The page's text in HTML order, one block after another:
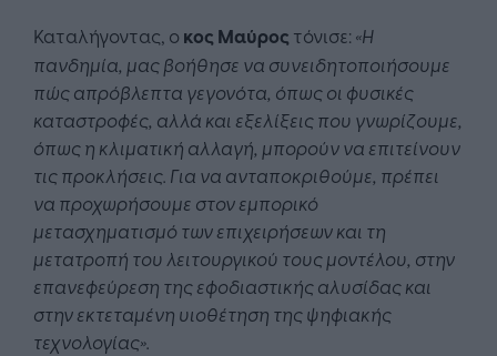
Καταλήγοντας, ο κος Μαύρος τόνισε: «Η
πανδημία, μας βοήθησε να συνειδητοποιήσουμε
πώς απρόβλεπτα γεγονότα, όπως οι φυσικές
καταστροφές, αλλά και εξελίξεις που γνωρίζουμε,
όπως η κλιματική αλλαγή, μπορούν να επιτείνουν
τις προκλήσεις. Για να ανταποκριθούμε, πρέπει
να προχωρήσουμε στον εμπορικό
μετασχηματισμό των επιχειρήσεων και τη
μετατροπή του λειτουργικού τους μοντέλου, στην
επανεφεύρεση της εφοδιαστικής αλυσίδας και
στην εκτεταμένη υιοθέτηση της ψηφιακής
τεχνολογίας».